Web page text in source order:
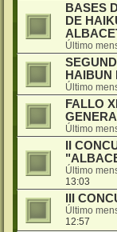
BASES
DE
Último
HAIBUN
Último
FALLO
Último
II
Último
13:03
III
Último
12:57